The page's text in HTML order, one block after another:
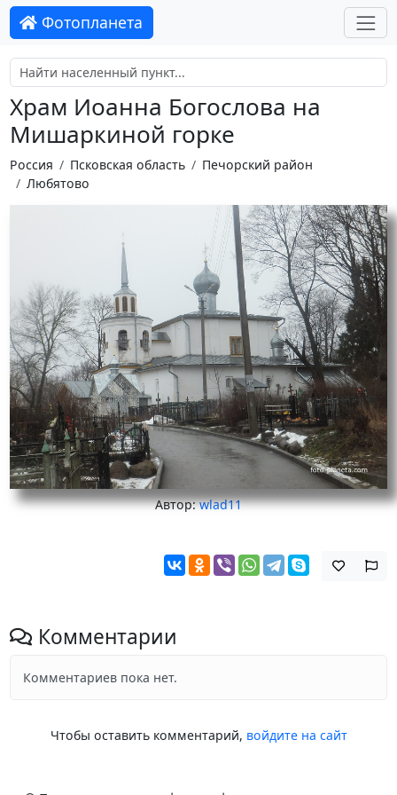
Фотопланета
Храм Иоанна Богослова на
Мишаркиной горке
Россия Псковская область
Печорский район
Любятово
Автор:wlad11
Комментарии
Комментариев пока нет.
Чтобы оставить комментарий, войдите на сайт